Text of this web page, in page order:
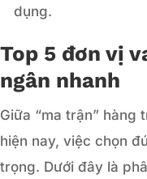
dụng.
Top 5 đơn vị
ngân nhanh
Giữa “ma trận” hàng
hiện nay, việc chọn
trọng. Dưới đây là